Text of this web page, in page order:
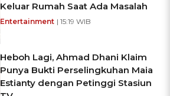
Keluar Rumah Saat Ada Masalah
Entertainment | 15:19 WIB
Heboh Lagi, Ahmad Dhani Klaim
Punya Bukti Perselingkuhan Maia
Estianty dengan Petinggi Stasiun